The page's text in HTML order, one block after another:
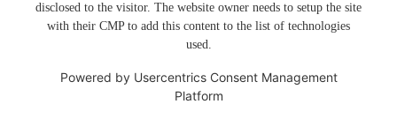
disclosed to the visitor. The website owner needs to setup the site
with their CMP to add this content to the list of technologies
used.
Powered by Usercentrics Consent Management
Platform